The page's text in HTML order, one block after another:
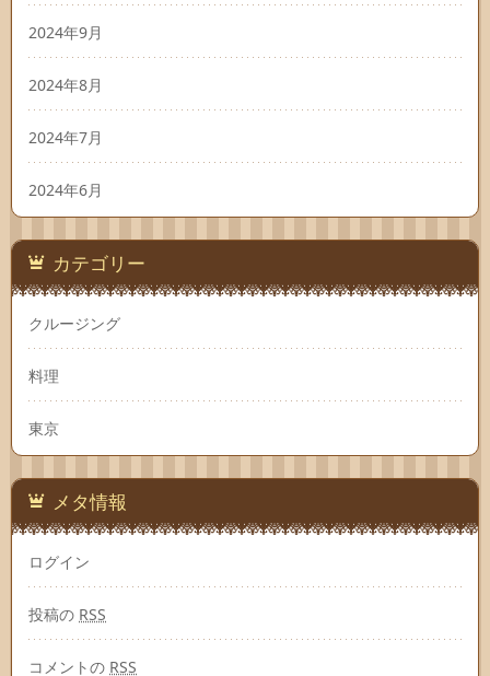
2024年9月
2024年8月
2024年7月
2024年6月
カテゴリー
クルージング
料理
東京
メタ情報
ログイン
投稿の RSS
コメントの RSS